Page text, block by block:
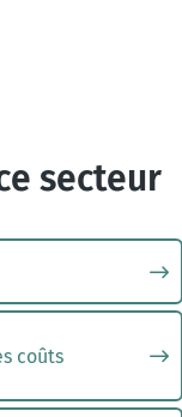
secteur
coûts